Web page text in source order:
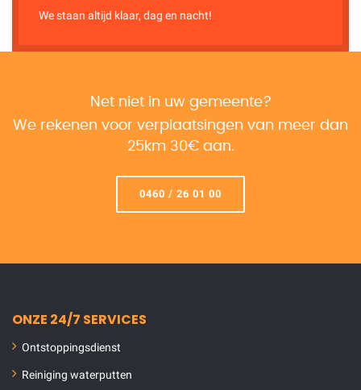
We staan altijd klaar, dag en nacht!
Net niet in uw gemeente?
We rekenen voor verplaatsingen van meer dan
25km 30€ aan.
0460 / 26 01 00
ONZE 24/7 SERVICES
Ontstoppingsdienst
Reiniging waterputten